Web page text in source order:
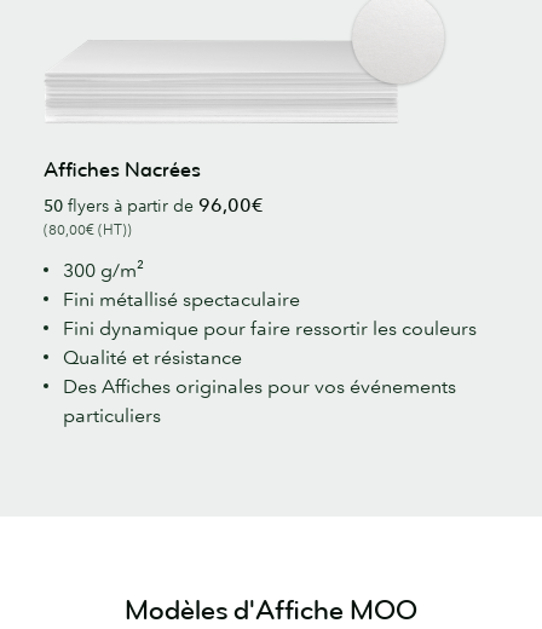
Affiches Nacrées
50 flyers à partir de 96,00€
(80,00€ (HT))
300 g/m²
Fini métallisé spectaculaire
Fini dynamique pour faire ressortir les couleurs
Qualité et résistance
Des Affiches originales pour vos événements
particuliers
Modèles d'Affiche MOO